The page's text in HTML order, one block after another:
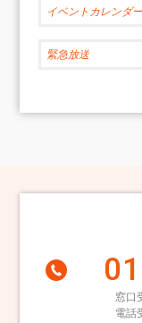
イベントカレンダー
緊急放送
窓口
電話